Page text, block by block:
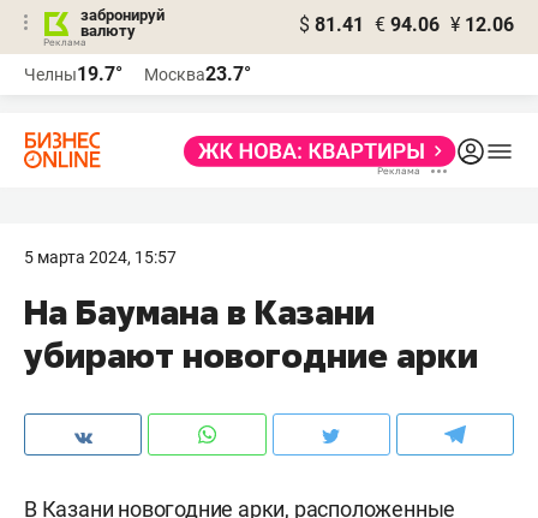
забронируй
валюту
$ 81.41 € 94.06 ¥ 12.06
Челны19.7° Москва23.7°
5 марта 2024, 15:57
На Баумана в Казани
убирают новогодние арки
В Казани новогодние арки, расположенные